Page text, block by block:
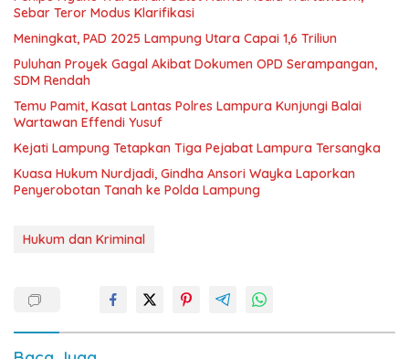
Sebar Teror Modus Klarifikasi
Meningkat, PAD 2025 Lampung Utara Capai 1,6 Triliun
Puluhan Proyek Gagal Akibat Dokumen OPD Serampangan,
SDM Rendah
Temu Pamit, Kasat Lantas Polres Lampura Kunjungi Balai
Wartawan Effendi Yusuf
Kejati Lampung Tetapkan Tiga Pejabat Lampura Tersangka
Kuasa Hukum Nurdjadi, Gindha Ansori Wayka Laporkan
Penyerobotan Tanah ke Polda Lampung
Hukum dan Kriminal